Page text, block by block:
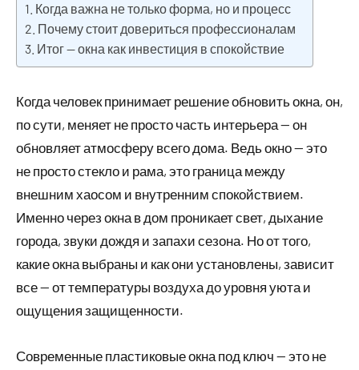
Когда важна не только форма, но и процесс
Почему стоит довериться профессионалам
Итог — окна как инвестиция в спокойствие
Когда человек принимает решение обновить окна, он,
по сути, меняет не просто часть интерьера — он
обновляет атмосферу всего дома. Ведь окно — это
не просто стекло и рама, это граница между
внешним хаосом и внутренним спокойствием.
Именно через окна в дом проникает свет, дыхание
города, звуки дождя и запахи сезона. Но от того,
какие окна выбраны и как они установлены, зависит
все — от температуры воздуха до уровня уюта и
ощущения защищенности.
Современные пластиковые окна под ключ — это не